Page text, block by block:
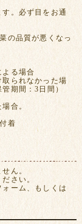
。必ず目をお通
の品質が悪くなっ
よる場合
取られなかった場
期間：3日間）
合。
着
ん。
さい。
ーム、もしくは